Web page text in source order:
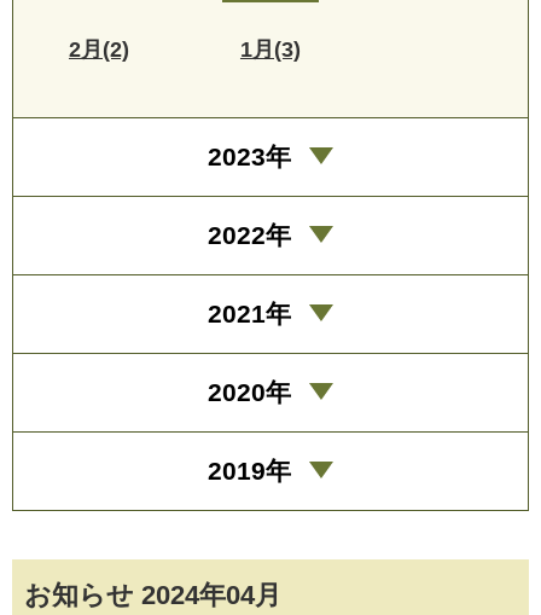
お知らせ 2024年04月
2月(2) 1月(3)
2023年
2022年
2021年
2020年
2019年